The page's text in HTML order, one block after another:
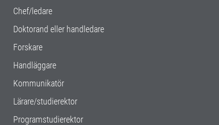
Chef/ledare
Doktorand eller handledare
Forskare
Handläggare
Kommunikatör
Lärare/studierektor
Programstudierektor